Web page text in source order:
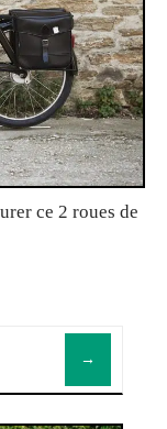
ce 2 roues de